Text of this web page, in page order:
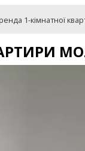
1-кімнатної